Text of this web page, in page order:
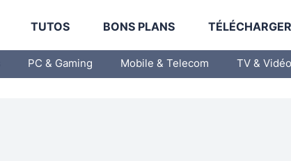
TUTOS BONS PLANS
PC & Gaming Mobile & Telecom TV & Vidéo